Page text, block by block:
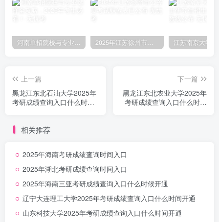
河南单招院校与专业选择全攻略，2026年考生必看！ 2025年江苏徐州市公务员考试职位表已公布
上一篇
黑龙江东北石油大学2025年
考研成绩查询入口什么时间
下一篇
黑龙江东北农业大学2025年
考研成绩查询入口什么时间
相关推荐
2025年海南考研成绩查询时间入口
2025年湖北考研成绩查询时间入口
2025年海南三亚考研成绩查询入口什么时候开通
辽宁大连理工大学2025年考研成绩查询入口什么时间开通
山东科技大学2025年考研成绩查询入口什么时间开通